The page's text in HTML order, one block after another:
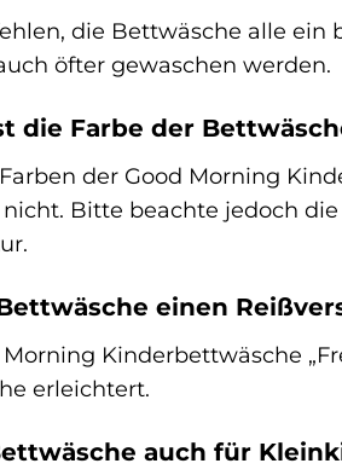
die Bettwäsche alle ein
öfter gewaschen werden.
die Farbe der
der Good Morning
nicht. Bitte beachte jedoch
einen
Morning Kinderbettwäsche
erleichtert.
auch für